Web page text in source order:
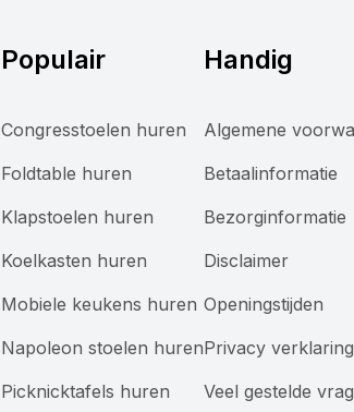
Populair
Congresstoelen huren
Foldtable huren
Klapstoelen huren
Koelkasten huren
Mobiele keukens huren
Napoleon stoelen huren
Picknicktafels huren
Handig
Algemene
Betaalinformatie
Bezorginformatie
Disclaimer
Openingstijden
Privacy verklaring
Veel gestelde